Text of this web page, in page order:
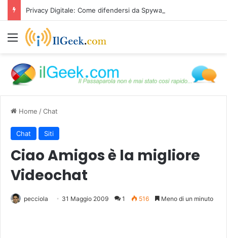
Menu
Home /Chat
Chat Siti
Ciao Amigos è la migliore
Videochat
pecciola 31 Maggio 2009 1 516 Meno di un minuto